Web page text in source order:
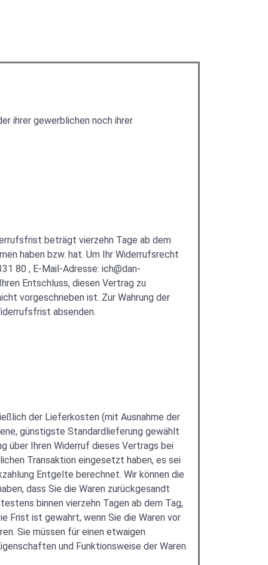
ihrer gewerblichen noch ihrer
beträgt vierzehn Tage ab dem
haben bzw. hat. Um Ihr Widerrufsrecht
80 , E-Mail-Adresse: ich@dan-
Entschluss, diesen Vertrag zu
vorgeschrieben ist. Zur Wahrung der
absenden.
der Lieferkosten (mit Ausnahme der
günstigste Standardlieferung gewählt
über Ihren Widerruf dieses Vertrags bei
Transaktion eingesetzt haben, es sei
Entgelte berechnet. Wir können die
dass Sie die Waren zurückgesandt
binnen vierzehn Tagen ab dem Tag,
Frist ist gewahrt, wenn Sie die Waren vor
Sie müssen für einen etwaigen
und Funktionsweise der Waren